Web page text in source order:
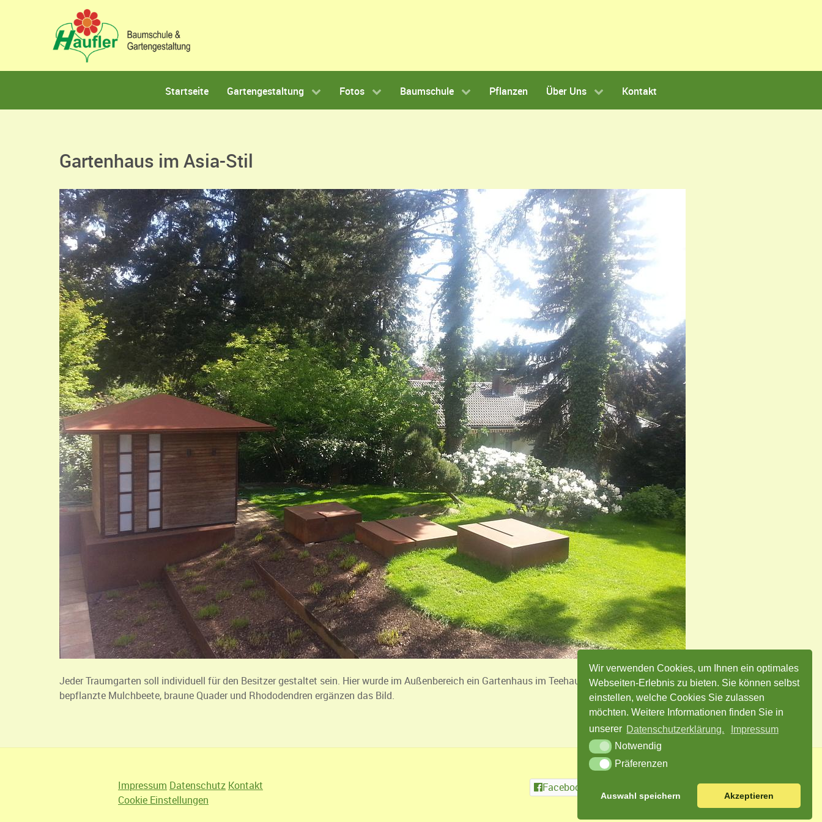
Wir verwenden Cookies, um Ihnen ein optimales
Webseiten-Erlebnis zu bieten. Sie können selbst
einstellen, welche Cookies Sie zulassen
möchten. Weitere Informationen finden Sie in
unserer Datenschutzerklärung.
Impressum
Notwendig
Präferenzen
Auswahl speichern Akzeptieren
Startseite Gartengestaltung Fotos Baumschule Pflanzen Über Uns Kontakt
Gartenhaus im Asia-Stil
Jeder Traumgarten soll individuell für den Besitzer gestaltet sein. Hier wurde im Außenbereich ein Gartenhaus im Teehaus-Stil gewählt. Mit Bodendeckern
bepflanzte Mulchbeete, braune Quader und Rhododendren ergänzen das Bild.
Impressum Datenschutz Kontakt
Cookie Einstellungen
Facebook Instagram